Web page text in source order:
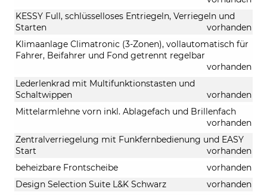
KESSY Full, schlüsselloses Entriegeln, Verriegeln und
Starten
vorhanden
Klimaanlage Climatronic (3-Zonen), vollautomatisch für
Fahrer, Beifahrer und Fond getrennt regelbar
vorhanden
Lederlenkrad mit Multifunktionstasten und
Schaltwippen
vorhanden
Mittelarmlehne vorn inkl. Ablagefach und Brillenfach
vorhanden
Zentralverriegelung mit Funkfernbedienung und EASY
Start
vorhanden
beheizbare Frontscheibe
vorhanden
Design Selection Suite L&K Schwarz
vorhanden